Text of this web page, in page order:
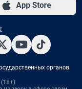
App Store
органов
(18+)